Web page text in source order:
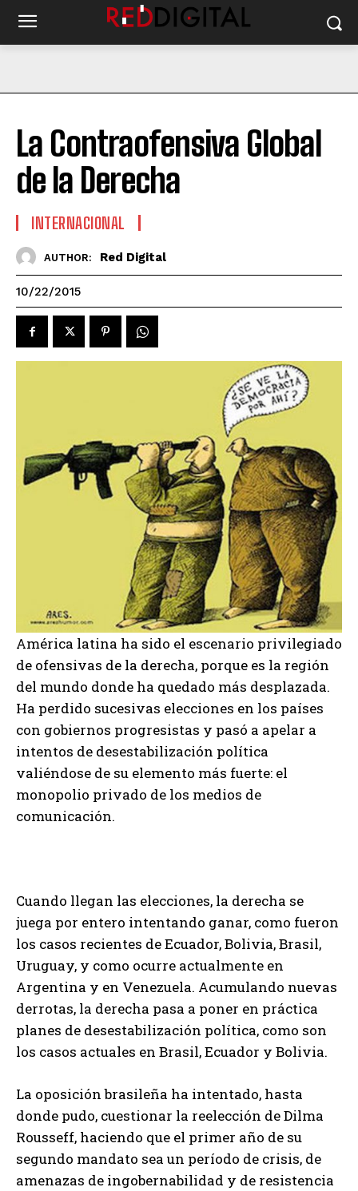
La Contraofensiva Global
de la Derecha
INTERNACIONAL
AUTHOR: Red Digital
10/22/2015
América latina ha sido el escenario privilegiado
de ofensivas de la derecha, porque es la región
del mundo donde ha quedado más desplazada.
Ha perdido sucesivas elecciones en los países
con gobiernos progresistas y pasó a apelar a
intentos de desestabilización política
valiéndose de su elemento más fuerte: el
monopolio privado de los medios de
comunicación.
Cuando llegan las elecciones, la derecha se
juega por entero intentando ganar, como fueron
los casos recientes de Ecuador, Bolivia, Brasil,
Uruguay, y como ocurre actualmente en
Argentina y en Venezuela. Acumulando nuevas
derrotas, la derecha pasa a poner en práctica
planes de desestabilización política, como son
los casos actuales en Brasil, Ecuador y Bolivia.
La oposición brasileña ha intentado, hasta
donde pudo, cuestionar la reelección de Dilma
Rousseff, haciendo que el primer año de su
segundo mandato sea un período de crisis, de
amenazas de ingobernabilidad y de resistencia